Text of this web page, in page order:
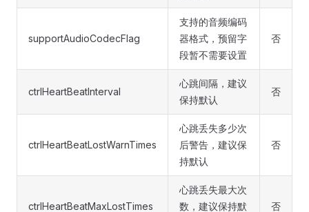
supportAudioCodecFlag
支持的音频编码
器格式，预留字
段暂不需要设置
否
ctrlHeartBeatInterval
心跳间隔，建议
保持默认
否
ctrlHeartBeatLostWarnTimes
心跳丢失多少次
后警告，建议保
持默认
否
ctrlHeartBeatMaxLostTimes
心跳丢失最大次
数，建议保持默
否